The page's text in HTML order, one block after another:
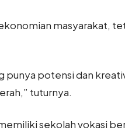
masyarakat,
punya potensi dan
tuturnya.
sekolah vokasi